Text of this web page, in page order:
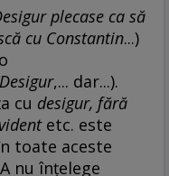
plecase ca să
cu Constantin...)
,... dar...).
cu desigur, fără
etc. este
toate aceste
nu înțelege